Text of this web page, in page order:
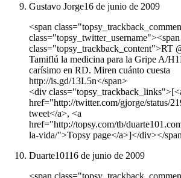
Gustavo Jorge16 de junio de 2009
<span
class="topsy_twitter_username"><span
class="topsy_trackback_content">RT
Tamiflú la medicina para la Gripe A/
carísimo en RD. Miren cuánto cuesta
http://is.gd/13L5n</span>
<div
href="http://twitter.com/gjorge/status/
tweet</a>, <a
href="http://topsy.com/tb/
la-vida/">Topsy page</a>]</div></
Duarte10116 de junio de 2009